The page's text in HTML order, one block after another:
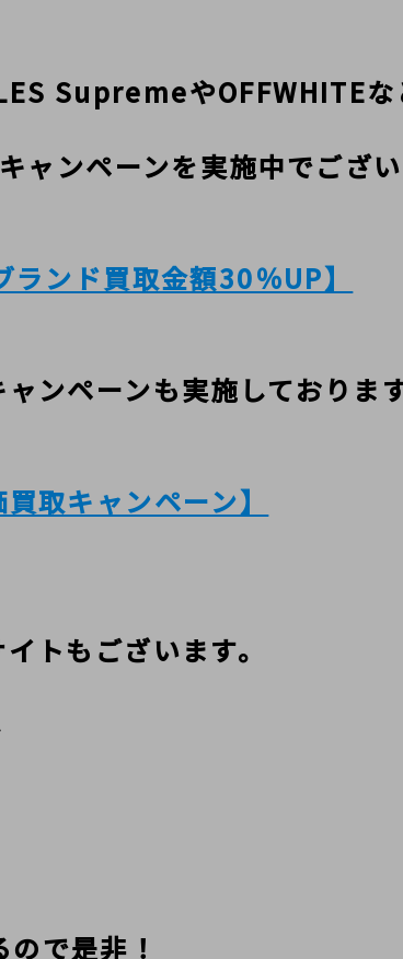
SupremeやOFFWHITE
ャンペーンを実施中でござい
ランド買取金額30％UP】
ンペーンも実施しております
取キャンペーン】
トもございます。
で是非！